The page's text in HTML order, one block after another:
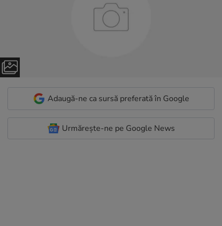
Adaugă-ne ca sursă preferată în Google
Urmărește-ne pe Google News